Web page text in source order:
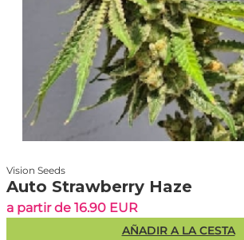
Vision Seeds
Auto Strawberry Haze
a partir de 16.90 EUR
AÑADIR A LA CESTA